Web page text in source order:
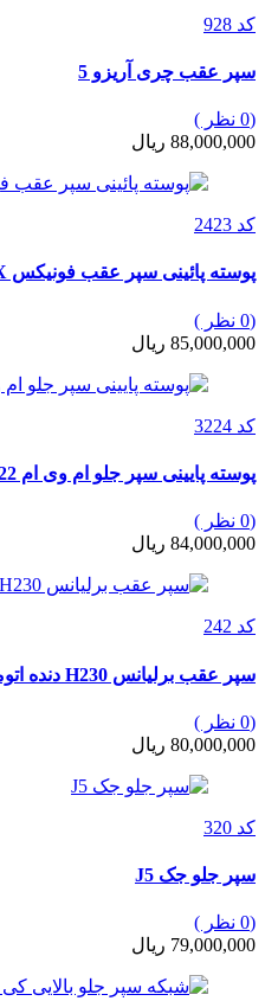
کد 928
سپر عقب چری آریزو 5
(0 نظر )
88,000,000 ریال
کد 2423
پوسته پائینی سپر عقب فونیکس FX
(0 نظر )
85,000,000 ریال
کد 3224
پوسته پایینی سپر جلو ام وی ام X22 پرو
(0 نظر )
84,000,000 ریال
کد 242
سپر عقب برلیانس H230 دنده اتوماتیک
(0 نظر )
80,000,000 ریال
کد 320
سپر جلو جک J5
(0 نظر )
79,000,000 ریال